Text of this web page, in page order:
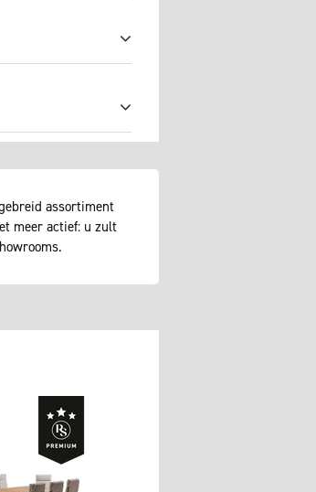
assortiment
meer actief: u zult